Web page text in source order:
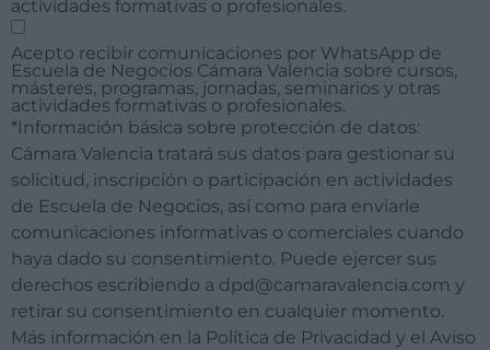
actividades formativas o profesionales.
Acepto recibir comunicaciones por WhatsApp de
Escuela de Negocios Cámara Valencia sobre cursos,
másteres, programas, jornadas, seminarios y otras
actividades formativas o profesionales.
*Información básica sobre protección de datos:
Cámara Valencia tratará sus datos para gestionar su
solicitud, inscripción o participación en actividades
de Escuela de Negocios, así como para enviarle
comunicaciones informativas o comerciales cuando
haya dado su consentimiento. Puede ejercer sus
derechos escribiendo a dpd@camaravalencia.com y
retirar su consentimiento en cualquier momento.
Más información en la Política de Privacidad y el Aviso